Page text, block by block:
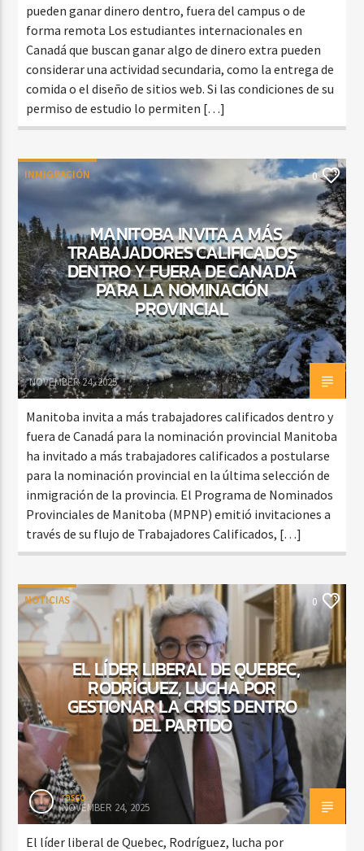
pueden ganar dinero dentro, fuera del campus o de
forma remota Los estudiantes internacionales en
Canadá que buscan ganar algo de dinero extra pueden
considerar una actividad secundaria, como la entrega de
comida o el diseño de sitios web. Si las condiciones de su
permiso de estudio lo permiten […]
INMIGRACIÓN 0
MANITOBA INVITA A MÁS
TRABAJADORES CALIFICADOS
DENTRO Y FUERA DE CANADÁ
PARA LA NOMINACIÓN
PROVINCIAL
NOVEMBER 24, 2025
Manitoba invita a más trabajadores calificados dentro y
fuera de Canadá para la nominación provincial Manitoba
ha invitado a más trabajadores calificados a postularse
para la nominación provincial en la última selección de
inmigración de la provincia. El Programa de Nominados
Provinciales de Manitoba (MPNP) emitió invitaciones a
través de su flujo de Trabajadores Calificados, […]
NOTICIAS 0
EL LÍDER LIBERAL DE QUEBEC,
RODRÍGUEZ, LUCHA POR
GESTIONAR LA CRISIS DENTRO
DEL PARTIDO
rasco
NOVEMBER 24, 2025
El líder liberal de Quebec, Rodríguez, lucha por